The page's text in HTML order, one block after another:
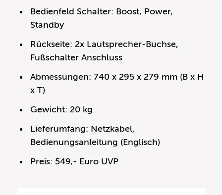
Bedienfeld Schalter: Boost, Power,
Standby
Rückseite: 2x Lautsprecher-Buchse,
Fußschalter Anschluss
Abmessungen: 740 x 295 x 279 mm (B x H
x T)
Gewicht: 20 kg
Lieferumfang: Netzkabel,
Bedienungsanleitung (Englisch)
Preis: 549,- Euro UVP